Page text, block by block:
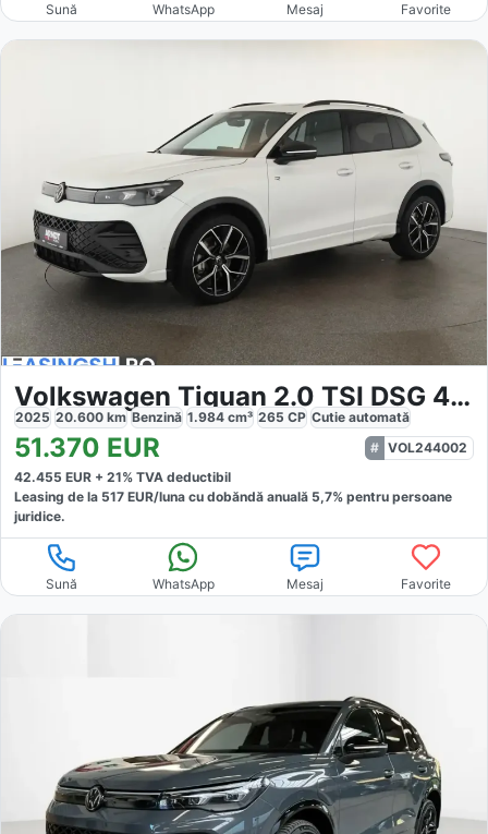
Sună WhatsApp Mesaj Favorite
Volkswagen Tiguan 2.0 TSI DSG 4M R-Line
2025 20.600 km Benzină 1.984 cm³ 265 CP Cutie automată
51.370 EUR
VOL244002
42.455 EUR + 21% TVA deductibil
Leasing de la 517 EUR/luna cu dobăndă anuală 5,7% pentru persoane
juridice.
Sună WhatsApp Mesaj Favorite